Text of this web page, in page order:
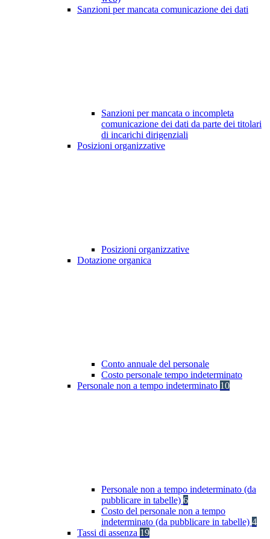
Sanzioni per mancata comunicazione dei dati
Sanzioni per mancata o incompleta
comunicazione dei dati da parte dei titolari
di incarichi dirigenziali
Posizioni organizzative
Posizioni organizzative
Dotazione organica
Conto annuale del personale
Costo personale tempo indeterminato
Personale non a tempo indeterminato 10
Personale non a tempo indeterminato (da
pubblicare in tabelle) 6
Costo del personale non a tempo
indeterminato (da pubblicare in tabelle) 4
Tassi di assenza 19